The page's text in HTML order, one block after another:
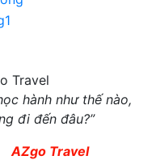
Travel
hành như thế nào,
đi đến đâu?”
AZgo Travel